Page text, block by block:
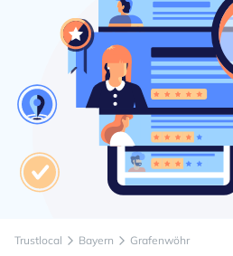
Trustlocal arrow_forward_ios Bayern arrow_forward_ios Grafenwöhr